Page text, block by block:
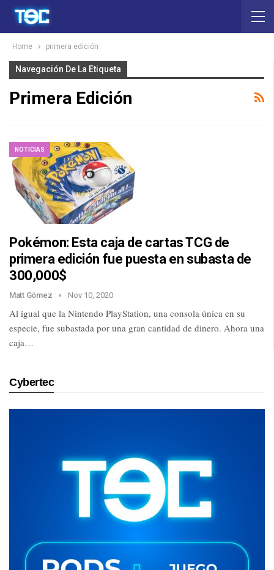
Home primera edición
Navegación De La Etiqueta
Primera Edición
NOTICIAS
Pokémon: Esta caja de cartas TCG de
primera edición fue puesta en subasta de
300,000$
Matt Gómez Nov 10, 2020
Al igual que la Nintendo PlayStation, una consola única en su
especie, fue subastada por una gran cantidad de dinero. Ahora una
caja…
Cybertec